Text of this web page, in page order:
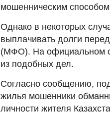
мошенническим
Однако в некоторых
выплачивать долги
(МФО). На официальном
из подобных дел.
Согласно сообщению,
жилья мошенники
личности жителя